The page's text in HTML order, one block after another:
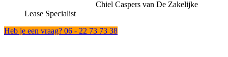
Chiel Caspers van De Zakelijke
Lease Specialist
Heb je een vraag? 06 - 22 73 73 38